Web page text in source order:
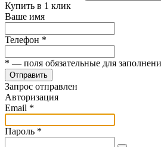
Купить в 1 клик
Ваше имя
Телефон *
* — поля обязательные для
Отправить
Запрос отправлен
Авторизация
Email *
Пароль *